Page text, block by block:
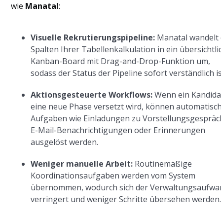
wie Manatal:
Visuelle Rekrutierungspipeline: Manatal wandelt
Spalten Ihrer Tabellenkalkulation in ein
Kanban-Board mit Drag-and-Drop-Funktion um,
sodass der Status der Pipeline sofort verständlich
Aktionsgesteuerte Workflows:Wenn ein
eine neue Phase versetzt wird, können
Aufgaben wie Einladungen zu
E-Mail-Benachrichtigungen oder Erinnerungen
ausgelöst werden.
Weniger manuelle Arbeit: Routinemäßige
Koordinationsaufgaben werden vom System
übernommen, wodurch sich der
verringert und weniger Schritte übersehen werden.